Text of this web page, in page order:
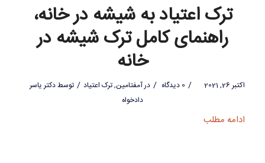
ترک اعتیاد به شیشه در خانه،
راهنمای کامل ترک شیشه در
خانه
اکتبر 26, 2021 / 0 دیدگاه / درآمفتامین,ترک اعتیاد / توسطدکتر یاسر
دادخواه
ادامه مطلب